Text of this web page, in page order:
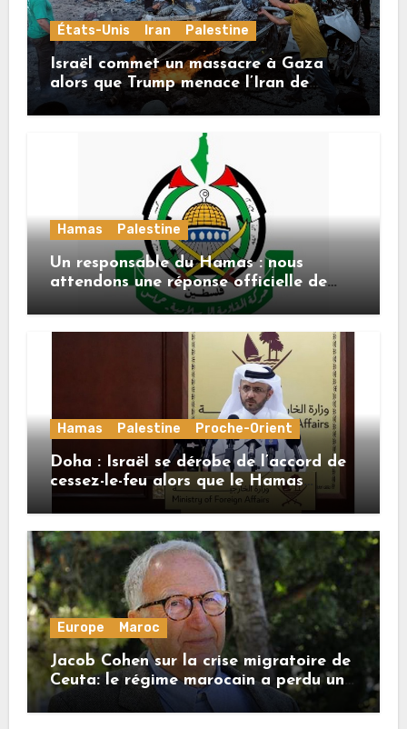
États-Unis Iran Palestine
Israël commet un massacre à Gaza
alors que Trump menace l’Iran de
«décapitation»
Hamas Palestine
Un responsable du Hamas : nous
attendons une réponse officielle de
Mladenov concernant la feuille de
route de la deuxième phase de l’accord
Hamas Palestine Proche-Orient
Doha : Israël se dérobe de l’accord de
cessez-le-feu alors que le Hamas
honore ses engagements
Europe Maroc
Jacob Cohen sur la crise migratoire de
Ceuta: le régime marocain a perdu une
bonne part de sa crédibilité vis-à-vis
de l’Union européenne